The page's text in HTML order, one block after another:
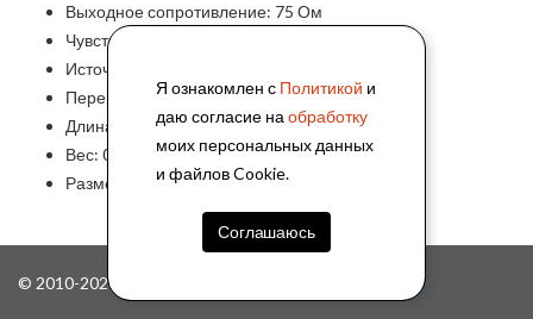
Выходное сопротивление: 75 Ом
Чувствительность: –40 ± 2 дБ
Источник питания: USB
Переключатель: сенсорный электронный
Длина микрофона: 445 мм
Вес: 0.73 кг
Размер основания: 115 × 140 × 30 мм
© 2010-2026, ООО "АйПиМатика"
Я ознакомлен с Политикой и
даю согласие на обработку
моих персональных данных
и файлов Cookie.
Соглашаюсь